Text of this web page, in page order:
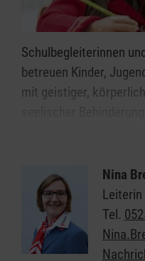
Schulbegleiterinnen
betreuen Kinder,
mit geistiger,
in Schulen,
möglichst
Diese Unterstützung
nachdem was die
brauchen, und im
Nina
Tel.